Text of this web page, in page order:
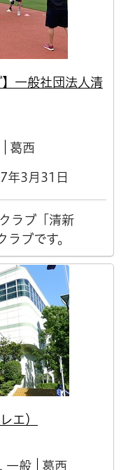
】一般社団法人清
葛西
年3月31日
ラブ「清新
ラブです。
エ）
一般
葛西